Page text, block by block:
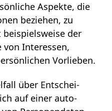
Aspekte, die
beziehen, zu
der
von Inter­essen,
Vor­lieben.
über Entschei­
auf einer auto­